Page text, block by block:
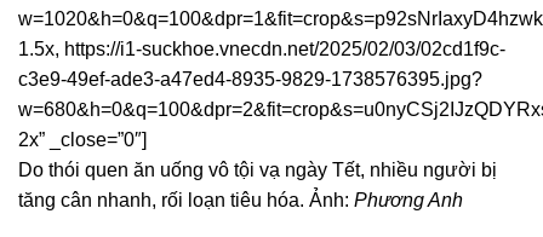
1.5x, https://i1-suckhoe.vnecdn.net/2025/02/03/02cd1f9c-
c3e9-49ef-ade3-a47ed4-8935-9829-1738576395.jpg?
2x” _close=”0″]
Do thói quen ăn uống vô tội vạ ngày Tết, nhiều người bị
tăng cân nhanh, rối loạn tiêu hóa. Ảnh: Phương Anh